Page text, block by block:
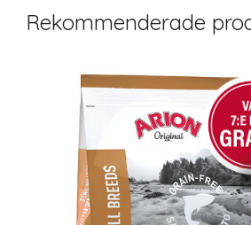
Rekommenderade